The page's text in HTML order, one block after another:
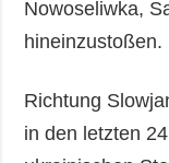
Nowoseliwka,
hineinzustoßen.
Richtung
in den letzten